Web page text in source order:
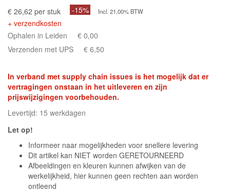
€ 26,62 per stuk
-15% Incl. 21,00% BTW
+ verzendkosten
Ophalen in Leiden
€ 0,00
Verzenden met UPS
€ 6,50
In verband met supply chain issues is het mogelijk dat er
vertragingen onstaan in het uitleveren en zijn
prijswijzigingen voorbehouden.
Levertijd: 15 werkdagen
Let op!
Informeer naar mogelijkheden voor snellere levering
Dit artikel kan NIET worden GERETOURNEERD
Afbeeldingen en kleuren kunnen afwijken van de
werkelijkheid, hier kunnen geen rechten aan worden
ontleend